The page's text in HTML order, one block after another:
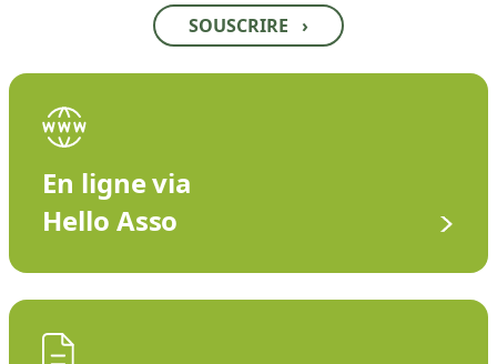
SOUSCRIRE ›
En ligne via
Hello Asso